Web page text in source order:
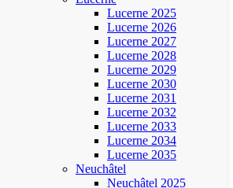
Lucerne 2025
Lucerne 2026
Lucerne 2027
Lucerne 2028
Lucerne 2029
Lucerne 2030
Lucerne 2031
Lucerne 2032
Lucerne 2033
Lucerne 2034
Lucerne 2035
Neuchâtel
Neuchâtel 2025